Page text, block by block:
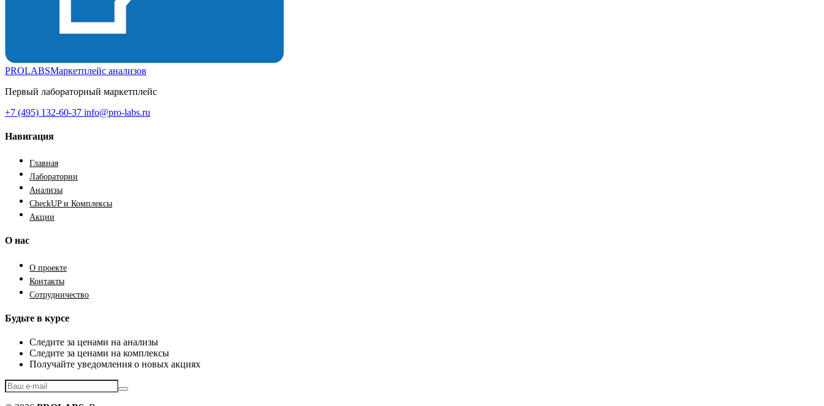
PROLABSМаркетплейс анализов
Первый лабораторный маркетплейс
+7 (495) 132-60-37 info@pro-labs.ru
Навигация
Главная
Лаборатории
Анализы
CheckUP и Комплексы
Акции
О нас
О проекте
Контакты
Сотрудничество
Будьте в курсе
Следите за ценами на анализы
Следите за ценами на комплексы
Получайте уведомления о новых акциях